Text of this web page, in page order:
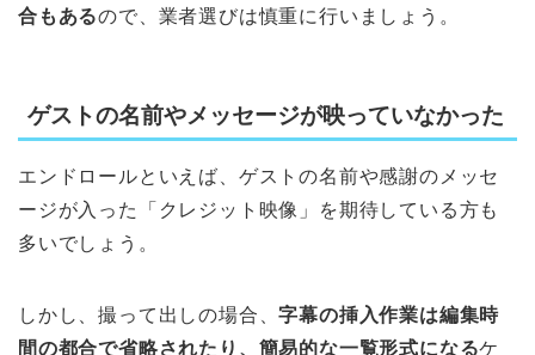
合もあるので、業者選びは慎重に行いましょう。
ゲストの名前やメッセージが映っていなかった
エンドロールといえば、ゲストの名前や感謝のメッセ
ージが入った「クレジット映像」を期待している方も
多いでしょう。
しかし、撮って出しの場合、字幕の挿入作業は編集時
間の都合で省略されたり、簡易的な一覧形式になるケ